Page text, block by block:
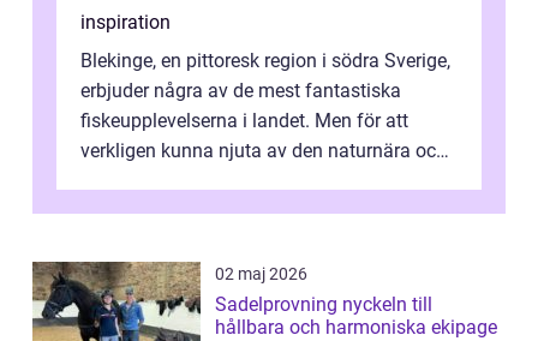
inspiration
Blekinge, en pittoresk region i södra Sverige,
erbjuder några av de mest fantastiska
fiskeupplevelserna i landet. Men för att
verkligen kunna njuta av den naturnära och
02 maj 2026
Sadelprovning nyckeln till
hållbara och harmoniska ekipage